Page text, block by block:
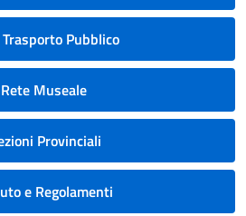
Pubblico
Rete Museale
Provinciali
e Regolamenti